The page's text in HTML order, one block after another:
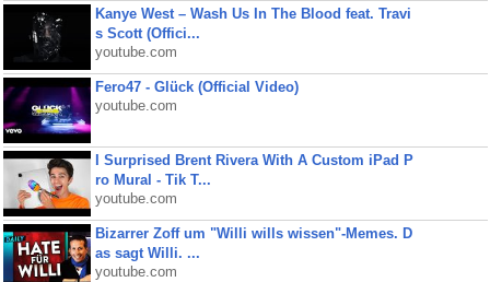
Kanye West – Wash Us In The Blood feat. Travi
s Scott (Offici...
youtube.com
Fero47 - Glück (Official Video)
youtube.com
I Surprised Brent Rivera With A Custom iPad P
ro Mural - Tik T...
youtube.com
Bizarrer Zoff um "Willi wills wissen"-Memes. D
as sagt Willi. ...
youtube.com